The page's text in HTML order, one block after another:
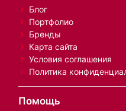
Блог
Портфолио
Бренды
Карта сайта
Условия соглашения
Политика
Помощь